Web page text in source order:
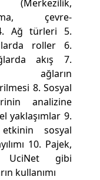
(Merkezilik,
çevre-
Ağ türleri 5.
roller 6.
akış 7.
ağların
8. Sosyal
analizine
yaklaşımlar 9.
sosyal
10. Pajek,
UciNet gibi
kullanımı